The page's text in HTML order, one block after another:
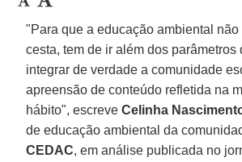
"Para que a educação ambiental não
cesta, tem de ir além dos parâmetros
integrar de verdade a comunidade
apreensão de conteúdo refletida na
hábito", escreveCelinha
de educação ambiental da
CEDAC, em análise publicada no